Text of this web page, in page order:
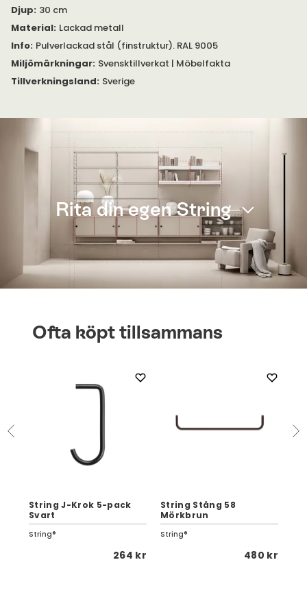
Djup: 30 cm
Material: Lackad metall
Info: Pulverlackad stål (finstruktur). RAL 9005
Miljömärkningar: Svensktillverkat | Möbelfakta
Tillverkningsland: Sverige
Rita din egen String
Ofta köpt tillsammans
String J-Krok 5-pack
Svart
String®
264 kr
String Stång 58
Mörkbrun
String®
480 kr